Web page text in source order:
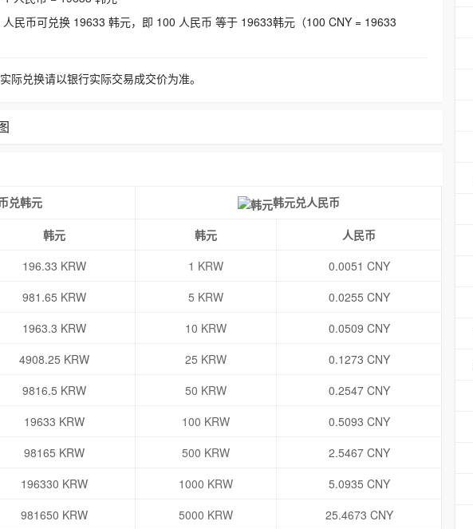
民币可兑换 19633 韩元，即 100 人民币 等于 19633韩元（100 CNY = 19633
际兑换请以银行实际交易成交价为准。
兑韩元 韩元兑人民币
韩元 韩元
人民币
196.33 KRW 1 KRW
0.0051 CNY
981.65 KRW 5 KRW
0.0255 CNY
1963.3 KRW 10 KRW
0.0509 CNY
4908.25 KRW 25 KRW
0.1273 CNY
9816.5 KRW 50 KRW
0.2547 CNY
19633 KRW 100 KRW
0.5093 CNY
98165 KRW 500 KRW
2.5467 CNY
196330 KRW 1000 KRW
5.0935 CNY
981650 KRW 5000 KRW
25.4673 CNY